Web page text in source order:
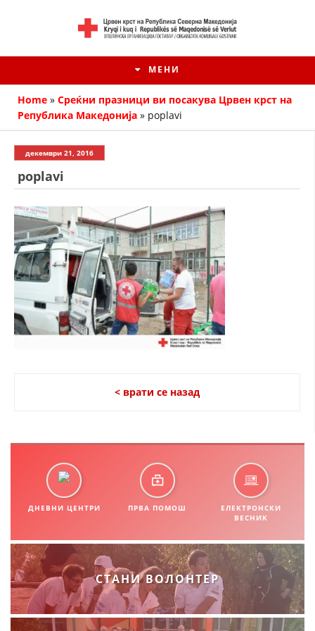
МЕНИ
HISTORIA E KRYQIT TË KUQ
ИСТОРИЈАТ НА ДВИЖЕЊЕТО
СТРУКТУРА НА ОРГАНИЗАЦИЈАТА
КОНТАКТ ИНФОРМАЦИИ
ОРГАНИЗАЦИЈА И РАЗВОЈ
РАКОВОДЕН ОДБОР
СОБРАНИЕ
СТРУКТУРА И ОРГАНИЗАЦИОНА ПОСТАВЕНОСТ
Home » Среќни празници ви посакува Црвен крст на
Република Македонија » poplavi
декември 21, 2016
poplavi
< врати се назад
ДНЕВНИ ЦЕНТРИ ПРВА ПОМОШ
ЕЛЕКТРОНСКИ
ВЕСНИК
СТАНИ ВОЛОНТЕР